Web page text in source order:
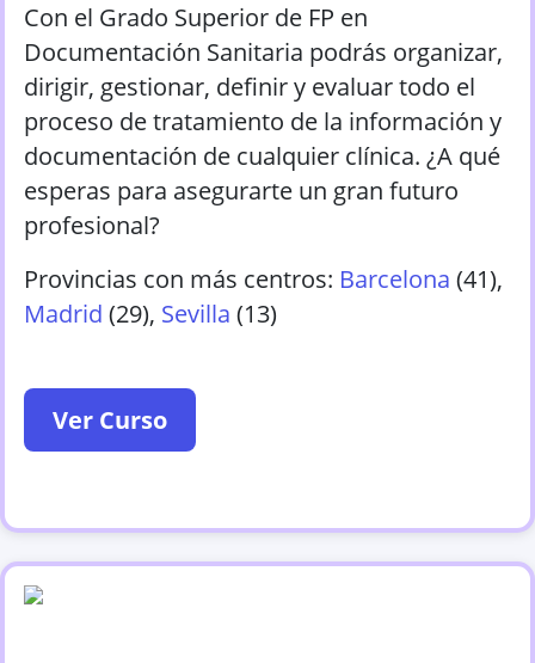
Con el Grado Superior de FP en
Documentación Sanitaria podrás organizar,
dirigir, gestionar, definir y evaluar todo el
proceso de tratamiento de la información y
documentación de cualquier clínica. ¿A qué
esperas para asegurarte un gran futuro
profesional?
Provincias con más centros: Barcelona (41),
Madrid (29), Sevilla (13)
Ver Curso